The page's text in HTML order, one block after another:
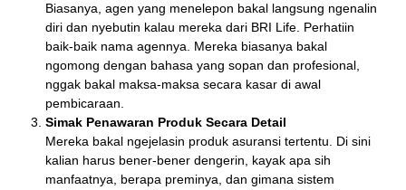
Biasanya, agen yang menelepon bakal langsung ngenalin
diri dan nyebutin kalau mereka dari BRI Life. Perhatiin
baik-baik nama agennya. Mereka biasanya bakal
ngomong dengan bahasa yang sopan dan profesional,
nggak bakal maksa-maksa secara kasar di awal
pembicaraan.
Simak Penawaran Produk Secara Detail
Mereka bakal ngejelasin produk asuransi tertentu. Di sini
kalian harus bener-bener dengerin, kayak apa sih
manfaatnya, berapa preminya, dan gimana sistem